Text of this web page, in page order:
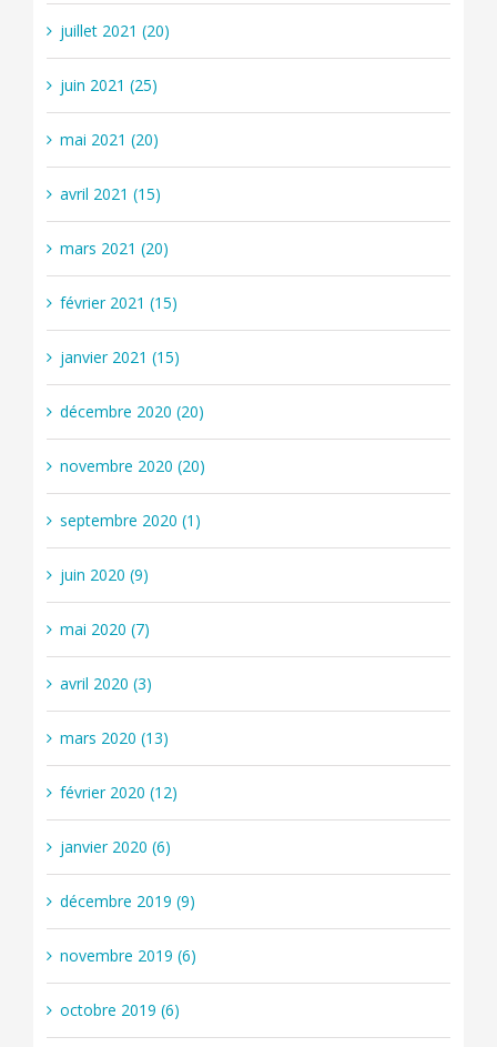
juillet 2021 (20)
juin 2021 (25)
mai 2021 (20)
avril 2021 (15)
mars 2021 (20)
février 2021 (15)
janvier 2021 (15)
décembre 2020 (20)
novembre 2020 (20)
septembre 2020 (1)
juin 2020 (9)
mai 2020 (7)
avril 2020 (3)
mars 2020 (13)
février 2020 (12)
janvier 2020 (6)
décembre 2019 (9)
novembre 2019 (6)
octobre 2019 (6)